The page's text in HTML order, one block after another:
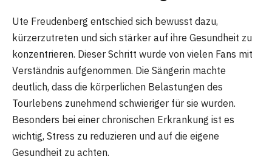
Ute Freudenberg entschied sich bewusst dazu,
kürzerzutreten und sich stärker auf ihre Gesundheit zu
konzentrieren. Dieser Schritt wurde von vielen Fans mit
Verständnis aufgenommen. Die Sängerin machte
deutlich, dass die körperlichen Belastungen des
Tourlebens zunehmend schwieriger für sie wurden.
Besonders bei einer chronischen Erkrankung ist es
wichtig, Stress zu reduzieren und auf die eigene
Gesundheit zu achten.